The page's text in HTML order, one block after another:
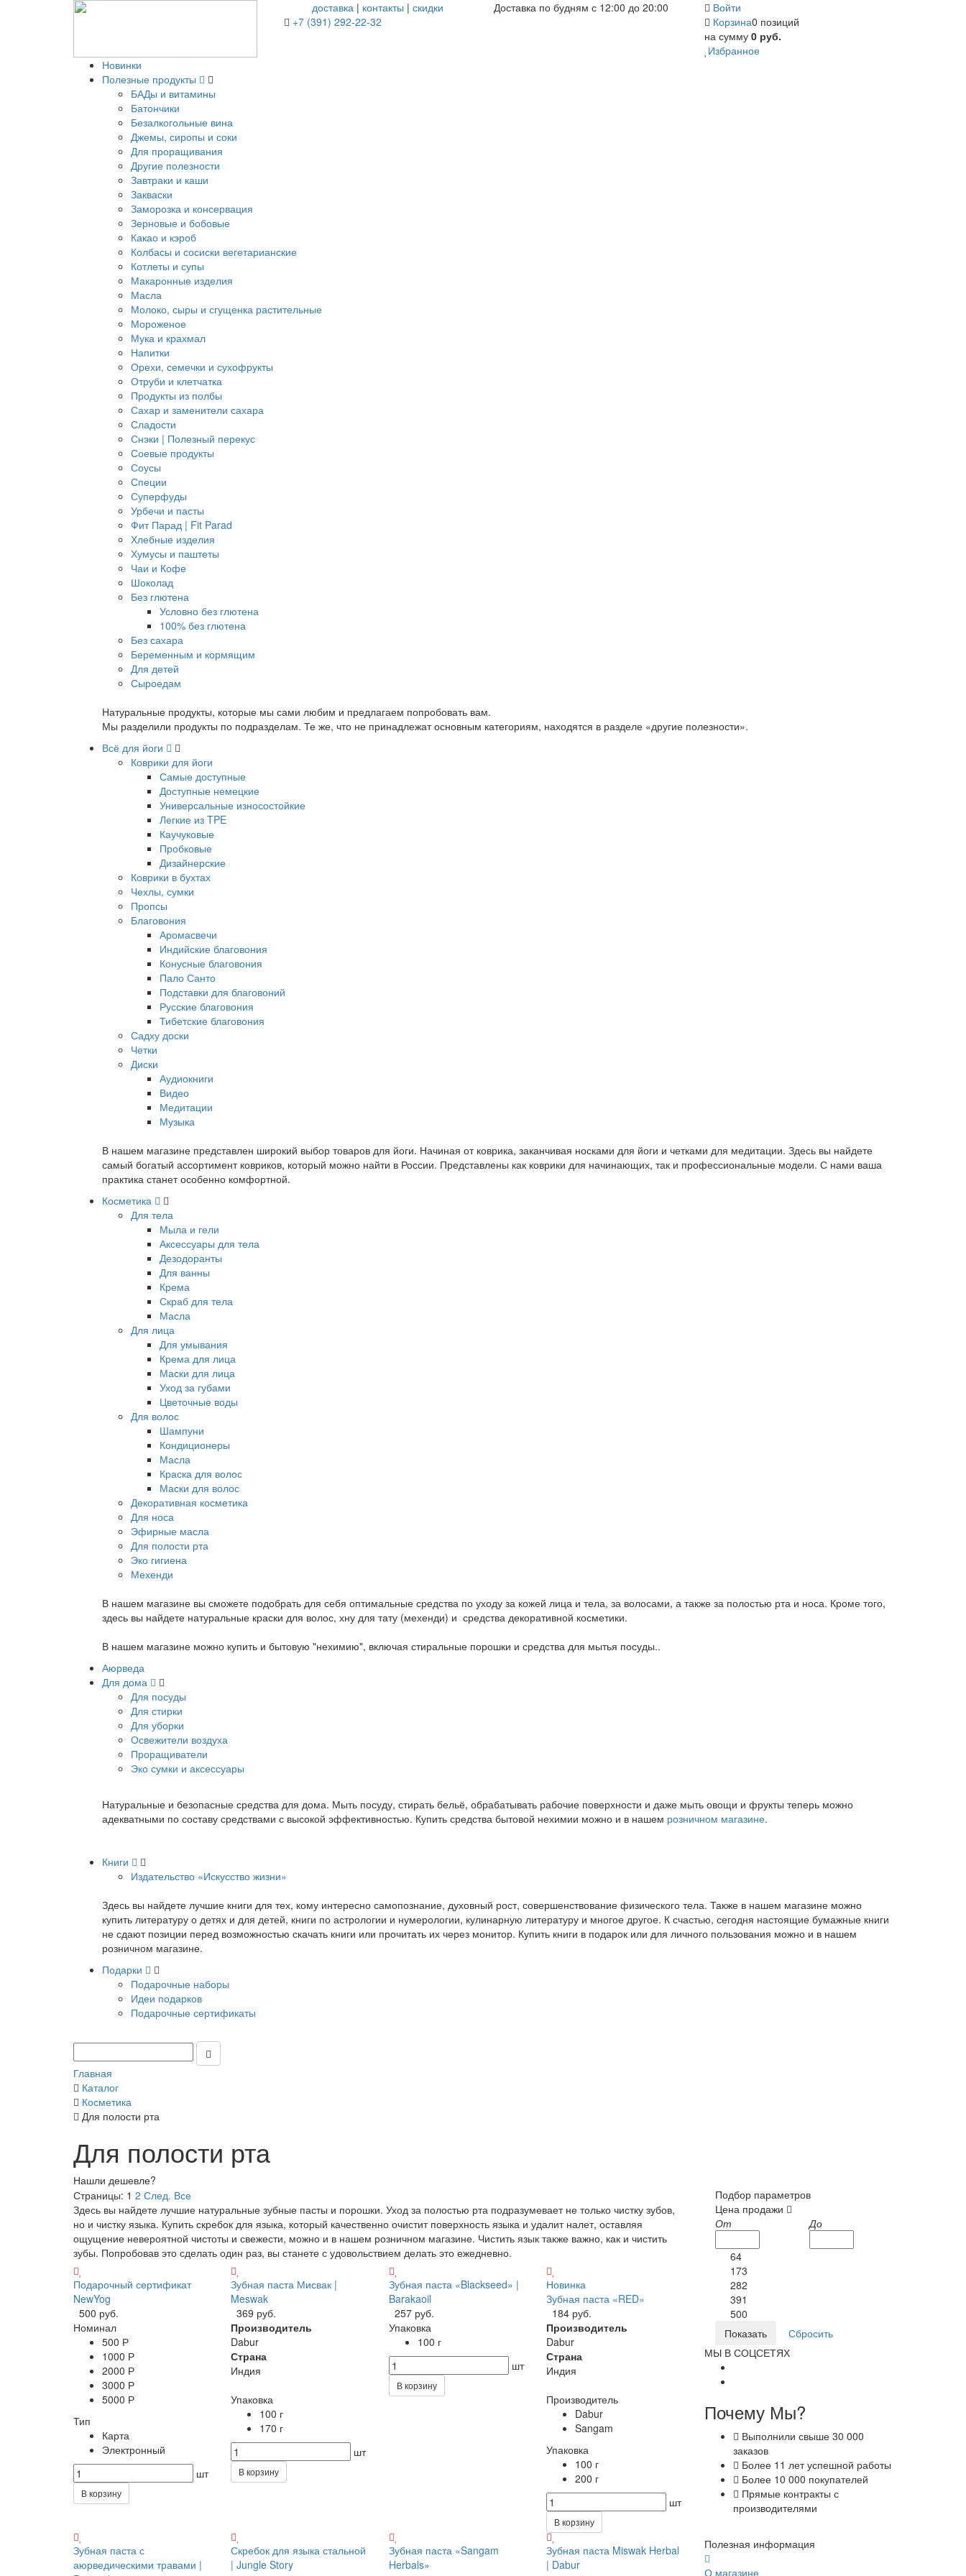
доставка | контакты |скидки
+7 (391) 292-22-32
Доставка по будням с 12:00 до 20:00
Войти
Корзина0 позиций
на сумму 0 руб.
Избранное
Новинки
Полезные продукты
БАДы и витамины
Батончики
Безалкогольные вина
Джемы, сиропы и соки
Для проращивания
Другие полезности
Завтраки и каши
Закваски
Заморозка и консервация
Зерновые и бобовые
Какао и кэроб
Колбасы и сосиски вегетарианские
Котлеты и супы
Макаронные изделия
Масла
Молоко, сыры и сгущенка растительные
Мороженое
Мука и крахмал
Напитки
Орехи, семечки и сухофрукты
Отруби и клетчатка
Продукты из полбы
Сахар и заменители сахара
Сладости
Снэки | Полезный перекус
Соевые продукты
Соусы
Специи
Суперфуды
Урбечи и пасты
Фит Парад | Fit Parad
Хлебные изделия
Хумусы и паштеты
Чаи и Кофе
Шоколад
Без глютена
Условно без глютена
100% без глютена
Без сахара
Беременным и кормящим
Для детей
Сыроедам
Натуральные продукты, которые мы сами любим и предлагаем попробовать вам.
Мы разделили продукты по подразделам. Те же, что не принадлежат основным категориям, находятся в разделе «другие полезности».
Всё для йоги
Коврики для йоги
Самые доступные
Доступные немецкие
Универсальные износостойкие
Легкие из TPE
Каучуковые
Пробковые
Дизайнерские
Коврики в бухтах
Чехлы, сумки
Пропсы
Благовония
Аромасвечи
Индийские благовония
Конусные благовония
Пало Санто
Подставки для благовоний
Русские благовония
Тибетские благовония
Садху доски
Четки
Диски
Аудиокниги
Видео
Медитации
Музыка
В нашем магазине представлен широкий выбор товаров для йоги. Начиная от коврика, заканчивая носками для йоги и четками для медитации. Здесь вы найдете
самый богатый ассортимент ковриков, который можно найти в России. Представлены как коврики для начинающих, так и профессиональные модели. С нами ваша
практика станет особенно комфортной.
Косметика
Для тела
Мыла и гели
Аксессуары для тела
Дезодоранты
Для ванны
Крема
Скраб для тела
Масла
Для лица
Для умывания
Крема для лица
Маски для лица
Уход за губами
Цветочные воды
Для волос
Шампуни
Кондиционеры
Масла
Краска для волос
Маски для волос
Декоративная косметика
Для носа
Эфирные масла
Для полости рта
Эко гигиена
Мехенди
В нашем магазине вы сможете подобрать для себя оптимальные средства по уходу за кожей лица и тела, за волосами, а также за полостью рта и носа. Кроме того,
здесь вы найдете натуральные краски для волос, хну для тату (мехенди) и средства декоративной косметики.
В нашем магазине можно купить и бытовую "нехимию", включая стиральные порошки и средства для мытья посуды..
Аюрведа
Для дома
Для посуды
Для стирки
Для уборки
Освежители воздуха
Проращиватели
Эко сумки и аксессуары
Натуральные и безопасные средства для дома. Мыть посуду, стирать бельё, обрабатывать рабочие поверхности и даже мыть овощи и фрукты теперь можно
адекватными по составу средствами с высокой эффективностью. Купить средства бытовой нехимии можно и в нашем розничном магазине.
Книги
Издательство «Искусство жизни»
Здесь вы найдете лучшие книги для тех, кому интересно самопознание, духовный рост, совершенствование физического тела. Также в нашем магазине можно
купить литературу о детях и для детей, книги по астрологии и нумерологии, кулинарную литературу и многое другое. К счастью, сегодня настоящие бумажные книги
не сдают позиции перед возможностью скачать книги или прочитать их через монитор. Купить книги в подарок или для личного пользования можно и в нашем
розничном магазине.
Подарки
Подарочные наборы
Идеи подарков
Подарочные сертификаты
Главная
Каталог
Косметика
Для полости рта
Для полости рта
Нашли дешевле?
Подбор параметров
Цена продажи
От
До
64
173
282
391
500
МЫ В СОЦСЕТЯХ
Почему Мы?
Выполнили свыше 30 000
заказов
Более 11 лет успешной работы
Более 10 000 покупателей
Прямые контракты с
производителями
Полезная информация
О магазине
Страницы: 1 2 След. Все
Здесь вы найдете лучшие натуральные зубные пасты и порошки. Уход за полостью рта подразумевает не только чистку зубов,
но и чистку языка. Купить скребок для языка, который качественно очистит поверхность языка и удалит налет, оставляя
ощущение невероятной чистоты и свежести, можно и в нашем розничном магазине. Чистить язык также важно, как и чистить
зубы. Попробовав это сделать один раз, вы станете с удовольствием делать это ежедневно.
Подарочный сертификат
NewYog
500 руб.
Номинал
500 Р
1000 Р
2000 Р
3000 Р
5000 Р
Тип
Карта
Электронный
шт
В корзину
Зубная паста Мисвак |
Meswak
369 руб.
Производитель
Dabur
Страна
Индия
Упаковка
100 г
170 г
шт
В корзину
Зубная паста «Blackseed» |
Barakaoil
257 руб.
Упаковка
100 г
шт
В корзину
Новинка
Зубная паста «RED»
184 руб.
Производитель
Dabur
Страна
Индия
Производитель
Dabur
Sangam
Упаковка
100 г
200 г
шт
В корзину
Зубная паста с
аюрведическими травами |
Скребок для языка стальной
| Jungle Story
Зубная паста «Sangam
Herbals»
Зубная паста Miswak Herbal
| Dabur